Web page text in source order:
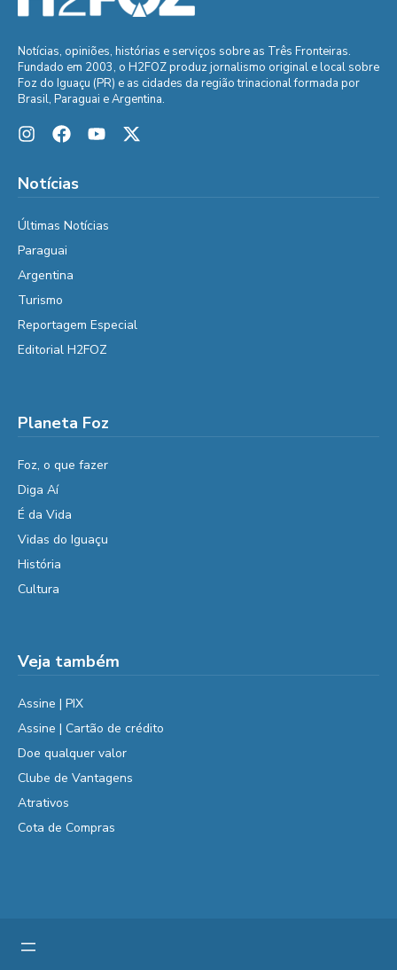
Notícias, opiniões, histórias e serviços sobre as Três Fronteiras.
Fundado em 2003, o H2FOZ produz jornalismo original e local sobre
Foz do Iguaçu (PR) e as cidades da região trinacional formada por
Brasil, Paraguai e Argentina.
Notícias
Últimas Notícias
Paraguai
Argentina
Turismo
Reportagem Especial
Editorial H2FOZ
Planeta Foz
Foz, o que fazer
Diga Aí
É da Vida
Vidas do Iguaçu
História
Cultura
Veja também
Assine | PIX
Assine | Cartão de crédito
Doe qualquer valor
Clube de Vantagens
Atrativos
Cota de Compras